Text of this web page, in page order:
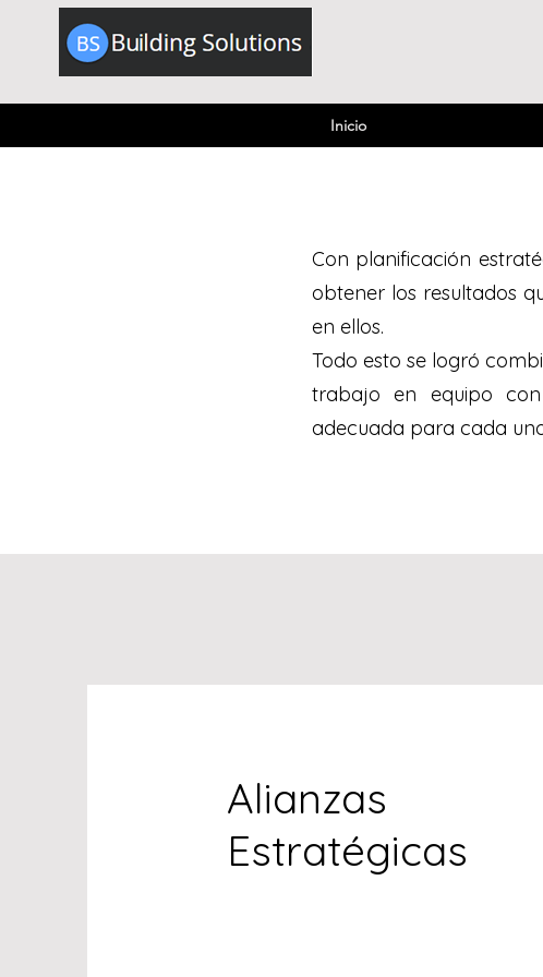
Inicio
Page
Con planificación
obtener los resultados
en ellos.
Todo esto se logró
trabajo en equipo
adecuada para cada
Alianzas
Estratégicas